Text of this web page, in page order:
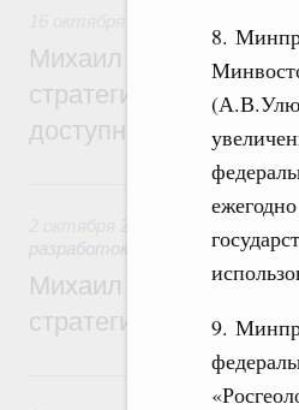
8.
9.
Михаил Мишустин
стратегической
доступности жилья
разработок
Михаил Мишустин
стратегической